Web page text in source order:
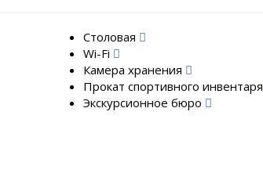
Столовая
Wi-Fi
Камера хранения
Прокат спортивного инвентаря
Экскурсионное бюро